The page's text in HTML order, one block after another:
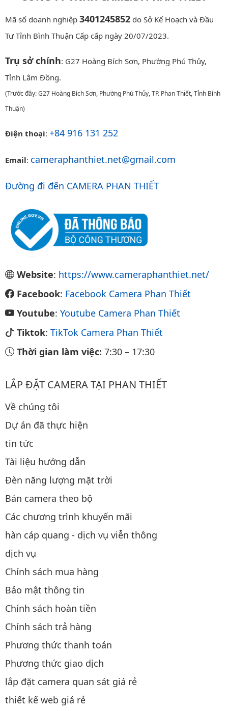
Mã số doanh nghiệp 3401245852 do Sở Kế Hoạch và Đầu
Tư Tỉnh Bình Thuận Cấp cấp ngày 20/07/2023.
Trụ sở chính: G27 Hoàng Bích Sơn, Phường Phú Thủy,
Tỉnh Lâm Đồng.
(Trước đây: G27 Hoàng Bích Sơn, Phường Phú Thủy, TP. Phan Thiết, Tỉnh Bình
Thuận)
Điện thoại: +84 916 131 252
Email: cameraphanthiet.net@gmail.com
Đường đi đến CAMERA PHAN THIẾT
Website: https://www.cameraphanthiet.net/
Facebook: Facebook Camera Phan Thiết
Youtube: Youtube Camera Phan Thiết
Tiktok: TikTok Camera Phan Thiết
Thời gian làm việc: 7:30 – 17:30
LẮP ĐẶT CAMERA TẠI PHAN THIẾT
Về chúng tôi
Dự án đã thực hiện
tin tức
Tài liệu hướng dẫn
Đèn năng lượng mặt trời
Bán camera theo bộ
Các chương trình khuyến mãi
hàn cáp quang - dịch vụ viễn thông
dịch vụ
Chính sách mua hàng
Bảo mật thông tin
Chính sách hoàn tiền
Chính sách trả hàng
Phương thức thanh toán
Phương thức giao dịch
lắp đặt camera quan sát giá rẻ
thiết kế web giá rẻ